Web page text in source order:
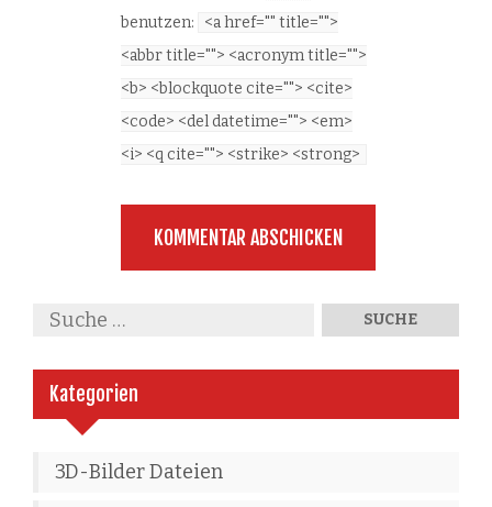
benutzen:
<a href="" title="">
<abbr title=""> <acronym title="">
<b> <blockquote cite=""> <cite>
<code> <del datetime=""> <em>
<i> <q cite=""> <strike> <strong>
Kategorien
3D-Bilder Dateien